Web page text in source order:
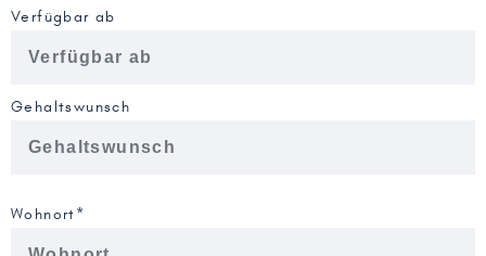
Verfügbar ab
Gehaltswunsch
Wohnort*